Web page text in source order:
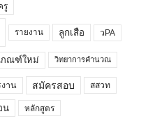
รู
รายงาน ลูกเสือ วPA
กณฑ์ใหม่ วิทยาการคำนวณ
าน สมัครสอบ สสวท
น หลักสูตร